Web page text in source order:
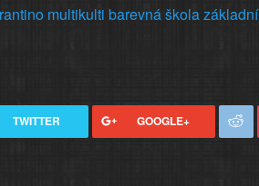
multikulti barevnáškolazákladní
TWITTER GOOGLE+